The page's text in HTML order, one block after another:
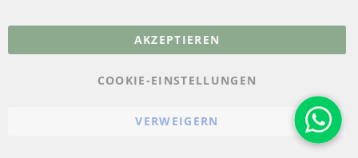
AKZEPTIEREN
COOKIE-EINSTELLUNGEN
VERWEIGERN